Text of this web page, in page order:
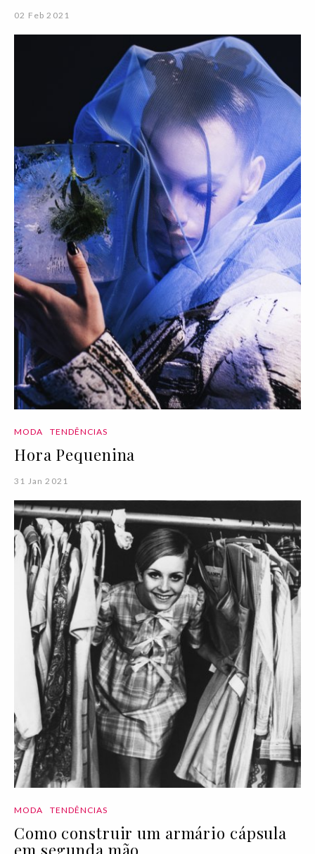
02 Feb 2021
MODA TENDÊNCIAS
Hora Pequenina
31 Jan 2021
MODA TENDÊNCIAS
Como construir um armário cápsula